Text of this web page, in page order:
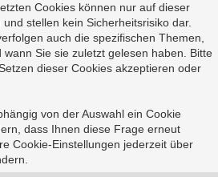
Cookies können nur auf dieser
stellen kein Sicherheitsrisiko dar.
auch die spezifischen Themen,
Sie sie zuletzt gelesen haben. Bitte
dieser Cookies akzeptieren oder
von der Auswahl ein Cookie
dass Ihnen diese Frage erneut
Cookie-Einstellungen jederzeit über